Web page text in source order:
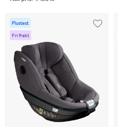
Plustest
Fri frakt